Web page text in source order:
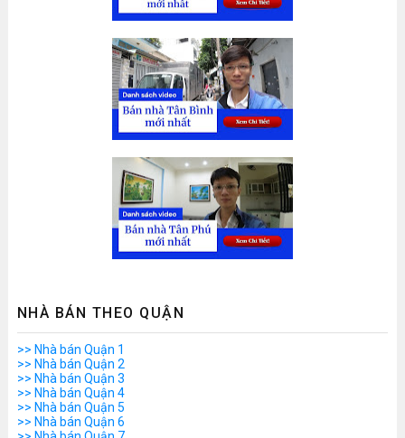
NHÀ BÁN THEO QUẬN
>> Nhà bán Quận 1
>> Nhà bán Quận 2
>> Nhà bán Quận 3
>> Nhà bán Quận 4
>> Nhà bán Quận 5
>> Nhà bán Quận 6